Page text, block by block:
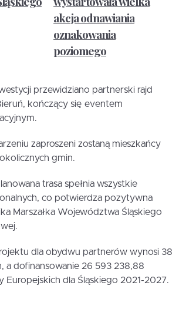
akcja odnawiania
oznakowania
poziomego
przewidziano partnerski rajd
kończący się eventem
zaproszeni zostaną mieszkańcy
gmin.
trasa spełnia wszystkie
co potwierdza pozytywna
Marszałka Województwa Śląskiego
dla obydwu partnerów wynosi 38
a dofinansowanie 26 593 238,88
Europejskich dla Śląskiego 2021-2027.